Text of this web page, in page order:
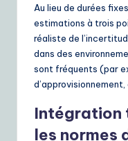
Au lieu de durées
estimations à trois
réaliste de
dans des
sont fréquents (par
Intégration
les normes